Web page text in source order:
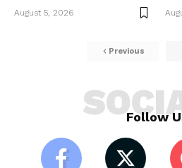
August 5, 2026
Previous
Follow